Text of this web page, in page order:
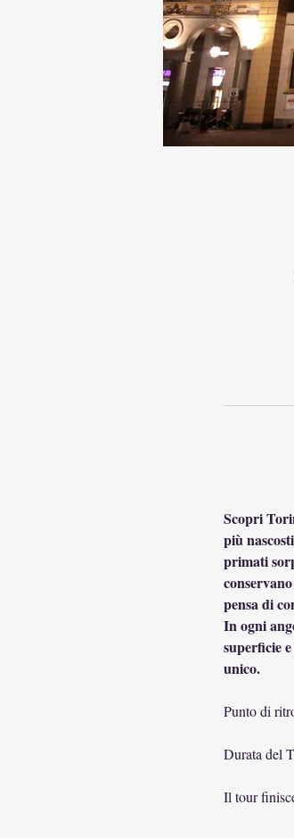
Scopri
più
primati
pensa di
In ogni
superficie
unico.
Punto di
Durata del
Il tour